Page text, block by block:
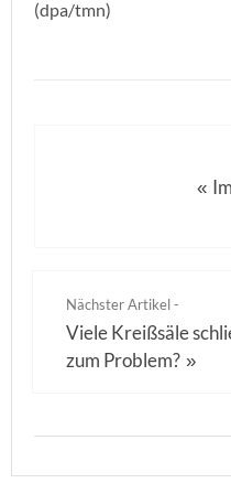
(dpa/tmn)
«
Nächster Artikel -
Viele Kreißsäle
zum Problem? »